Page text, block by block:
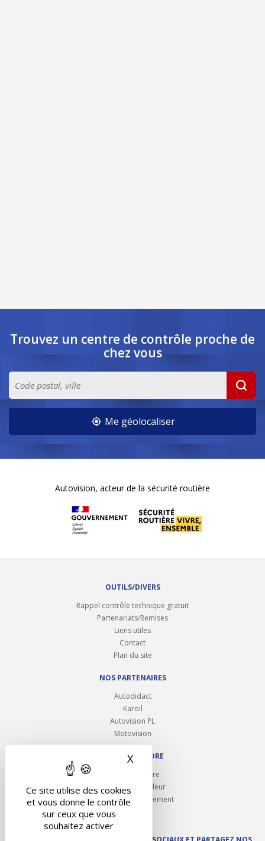
Ce site utilise des cookies
et vous donne le contrôle
sur ceux que vous
souhaitez activer
X Masquer le bandeau des
Trouvez un centre de contrôle proche de
chez vous
Me géolocaliser
Autovision, acteur de la sécurité routière
OUTILS/DIVERS
Rappel contrôle technique gratuit
Partenariats/Remises
Liens utiles
Contact
Plan du site
NOS PARTENAIRES
Autodidact
Karoil
Autovision PL
Motovision
NOUS REJOINDRE
Ouvrir un centre
Devenez contrôleur
Carrières et recrutement